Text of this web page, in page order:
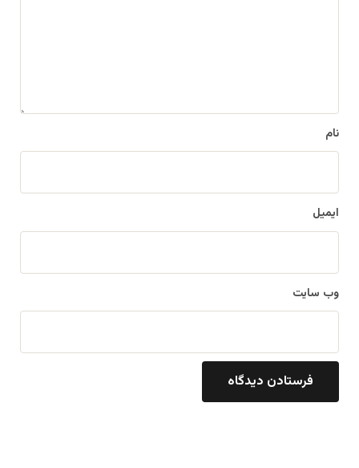
نام
ایمیل
وب‌ سایت